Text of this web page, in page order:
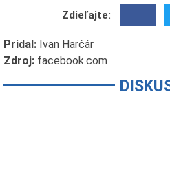
Zdieľajte:
Pridal: Ivan Harčár
Zdroj: facebook.com